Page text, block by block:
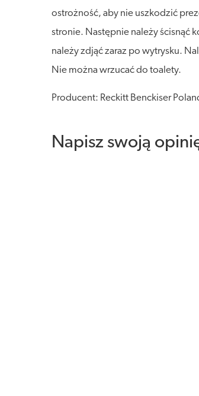
ostrożność, aby nie uszkodzić
stronie. Następnie należy ścisnąć
należy zdjąć zaraz po wytrysku.
Nie można wrzucać do toalety.
Producent: Reckitt Benckiser
Napisz swoją